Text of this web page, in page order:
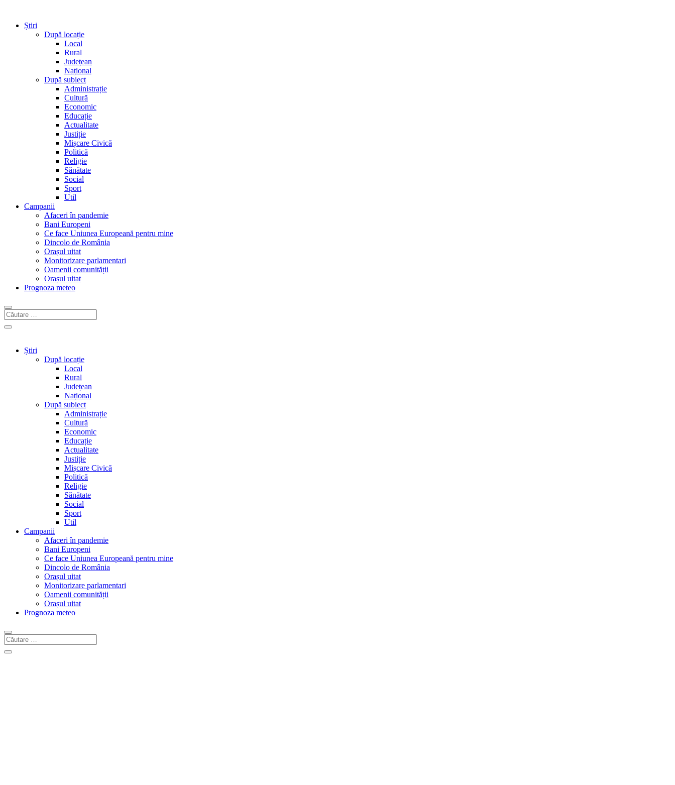
Știri
După locație
Local
Rural
Județean
Național
După subiect
Administrație
Cultură
Economic
Educație
Actualitate
Justiție
Mișcare Civică
Politică
Religie
Sănătate
Social
Sport
Util
Campanii
Afaceri în pandemie
Bani Europeni
Ce face Uniunea Europeană pentru mine
Dincolo de România
Orașul uitat
Monitorizare parlamentari
Oamenii comunității
Orașul uitat
Prognoza meteo
Știri
După locație
Local
Rural
Județean
Național
După subiect
Administrație
Cultură
Economic
Educație
Actualitate
Justiție
Mișcare Civică
Politică
Religie
Sănătate
Social
Sport
Util
Campanii
Afaceri în pandemie
Bani Europeni
Ce face Uniunea Europeană pentru mine
Dincolo de România
Orașul uitat
Monitorizare parlamentari
Oamenii comunității
Orașul uitat
Prognoza meteo